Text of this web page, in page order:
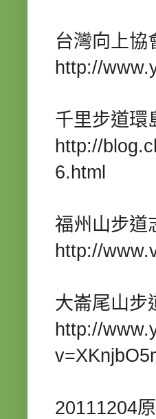
台灣向上協
http://
千里步道環
http://
6.html
福州山步道
http://
大崙尾山步
http://
20111204